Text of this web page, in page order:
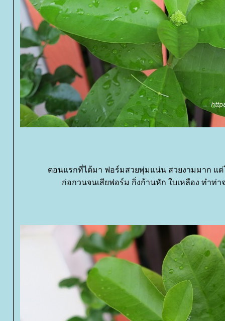
ตอนแรกที่ได้มา ฟอร์มสวยพุ่มแน่น สวยงามมาก แ
ก่อกวนจนเสียฟอร์ม กิ่งก้านหัก ใบเหลือง ทำท่า